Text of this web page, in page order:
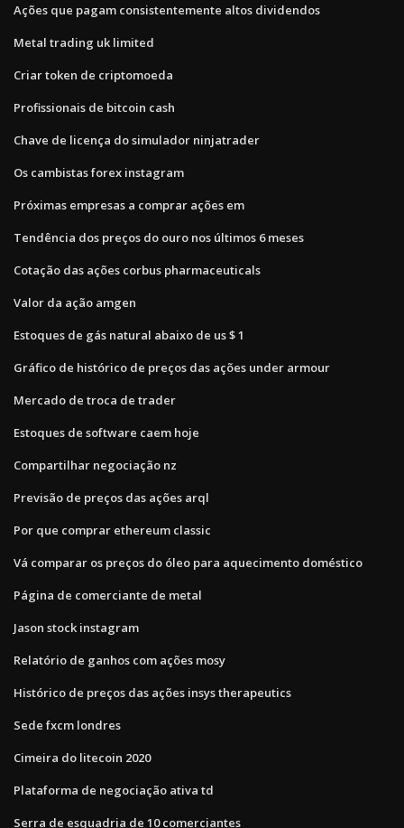
Ações que pagam consistentemente altos dividendos
Metal trading uk limited
Criar token de criptomoeda
Profissionais de bitcoin cash
Chave de licença do simulador ninjatrader
Os cambistas forex instagram
Próximas empresas a comprar ações em
Tendência dos preços do ouro nos últimos 6 meses
Cotação das ações corbus pharmaceuticals
Valor da ação amgen
Estoques de gás natural abaixo de us $ 1
Gráfico de histórico de preços das ações under armour
Mercado de troca de trader
Estoques de software caem hoje
Compartilhar negociação nz
Previsão de preços das ações arql
Por que comprar ethereum classic
Vá comparar os preços do óleo para aquecimento doméstico
Página de comerciante de metal
Jason stock instagram
Relatório de ganhos com ações mosy
Histórico de preços das ações insys therapeutics
Sede fxcm londres
Cimeira do litecoin 2020
Plataforma de negociação ativa td
Serra de esquadria de 10 comerciantes